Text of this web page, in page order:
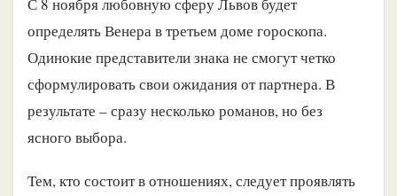
С 8 ноября любовную сферу Львов будет
определять Венера в третьем доме гороскопа.
Одинокие представители знака не смогут четко
сформулировать свои ожидания от партнера. В
результате – сразу несколько романов, но без
ясного выбора.
Тем, кто состоит в отношениях, следует проявлять